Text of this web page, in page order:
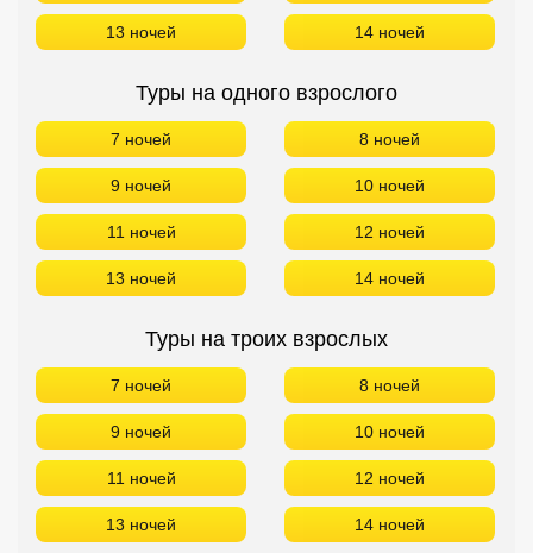
13 ночей 14 ночей
Туры на одного взрослого
7 ночей 8 ночей
9 ночей 10 ночей
11 ночей 12 ночей
13 ночей 14 ночей
Туры на троих взрослых
7 ночей 8 ночей
9 ночей 10 ночей
11 ночей 12 ночей
13 ночей 14 ночей